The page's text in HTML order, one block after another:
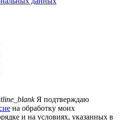
Я подтверждаю
на обработку моих
и на условиях, указанных в